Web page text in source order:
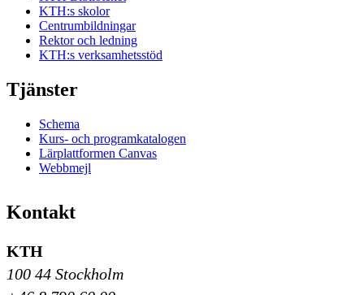
KTH:s skolor
Centrumbildningar
Rektor och ledning
KTH:s verksamhetsstöd
Tjänster
Schema
Kurs- och programkatalogen
Lärplattformen Canvas
Webbmejl
Kontakt
KTH
100 44 Stockholm